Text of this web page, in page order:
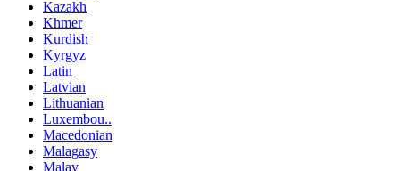
Kazakh
Khmer
Kurdish
Kyrgyz
Latin
Latvian
Lithuanian
Luxembou..
Macedonian
Malagasy
Malay